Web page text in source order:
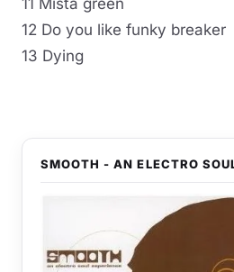
11 Mista green
12 Do you like funky breaker
13 Dying
SMOOTH - AN ELECTRO